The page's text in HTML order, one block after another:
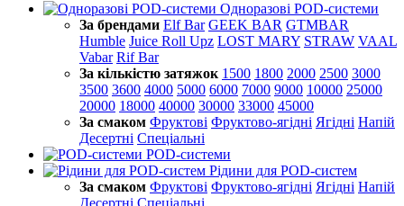
Одноразові POD-системи
За брендами Elf Bar GEEK BAR GTMBAR
Humble Juice Roll Upz LOST MARY STRAW VAAL
Vabar Rif Bar
За кількістю затяжок 1500 1800 2000 2500 3000
3500 3600 4000 5000 6000 7000 9000 10000 25000
20000 18000 40000 30000 33000 45000
За смаком Фруктові Фруктово-ягідні Ягідні Напій
Десертні Спеціальні
POD-системи
Рідини для POD-систем
За смаком Фруктові Фруктово-ягідні Ягідні Напій
Десертні Спеціальні